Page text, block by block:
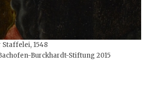
1548
Burckhardt-Stiftung 2015